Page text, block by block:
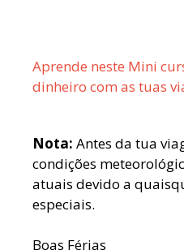
Aprende neste Mini
dinheiro com as tuas
Nota: Antes da tua
condições
atuais devido a
especiais.
Boas Férias